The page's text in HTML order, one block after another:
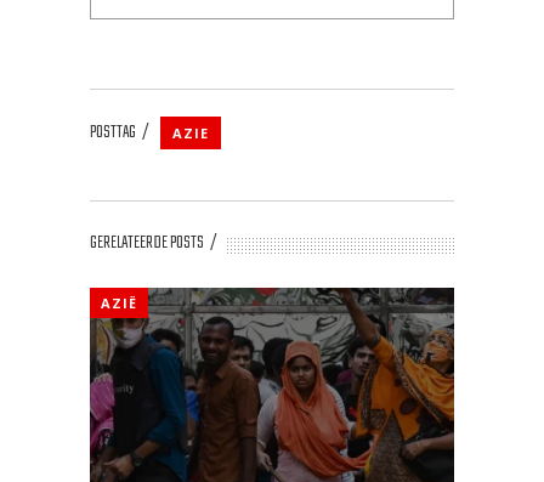
POSTTAG AZIE
GERELATEERDE POSTS
AZIË